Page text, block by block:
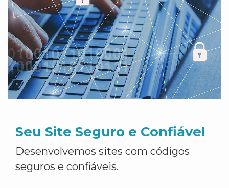
Seu Site Seguro e Confiável
Desenvolvemos sites com códigos
seguros e confiáveis.